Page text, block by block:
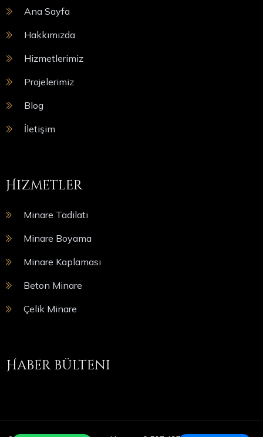
Ana Sayfa
Hakkımızda
Hizmetlerimiz
Projelerimiz
Blog
İletişim
Hizmetler
Minare Tadilatı
Minare Boyama
Minare Kaplaması
Beton Minare
Çelik Minare
Haber bülteni